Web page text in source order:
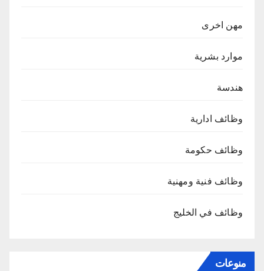
مهن اخرى
موارد بشرية
هندسة
وظائف ادارية
وظائف حكومة
وظائف فنية ومهنية
وظائف في الخليج
منوعات